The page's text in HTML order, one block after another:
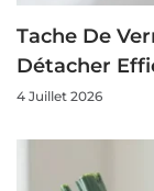
Tache De
Détacher
4 Juillet 2026